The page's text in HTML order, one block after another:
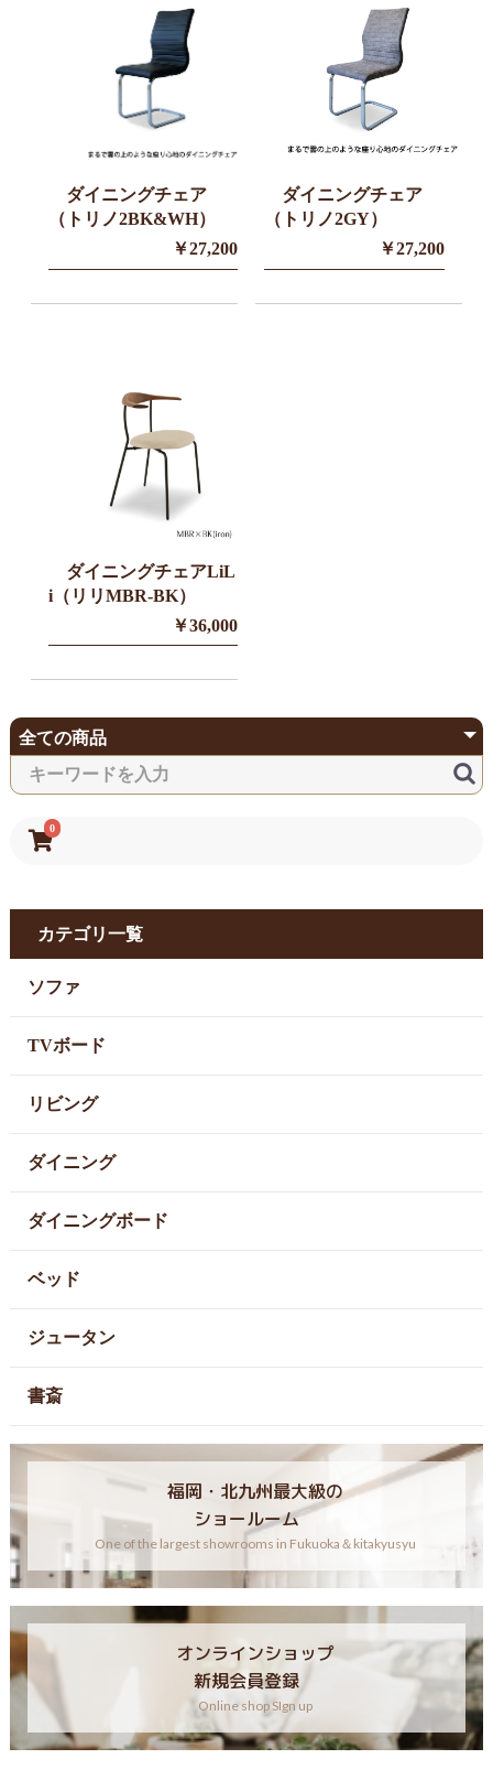
0
カテゴリ一覧
ソファ
TVボード
リビング
ダイニング
ダイニングボード
ベッド
ジュータン
書斎
福岡・北九州最大級の
ショールーム
One of the largest showrooms in Fukuoka＆kitakyusyu
オンラインショップ
新規会員登録
Online shop SIgn up
ダイニングチェア
（トリノ2BK&WH）
￥27,200
ダイニングチェア
（トリノ2GY）
￥27,200
ダイニングチェアLiL
i（リリMBR-BK）
￥36,000